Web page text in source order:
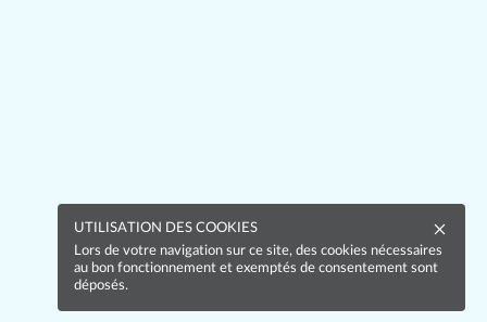
UTILISATION DES COOKIES
Lors de votre navigation sur ce site, des cookies nécessaires
au bon fonctionnement et exemptés de consentement sont
déposés.